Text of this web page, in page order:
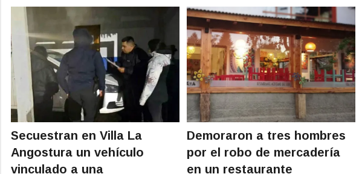
Secuestran en Villa La
Angostura un vehículo
vinculado a una
Demoraron a tres hombres
por el robo de mercadería
en un restaurante